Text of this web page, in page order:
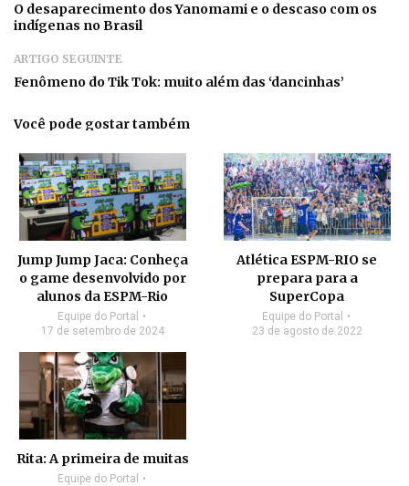
O desaparecimento dos Yanomami e o descaso com os
indígenas no Brasil
ARTIGO SEGUINTE
Fenômeno do Tik Tok: muito além das ‘dancinhas’
Você pode gostar também
Jump Jump Jaca: Conheça
o game desenvolvido por
alunos da ESPM-Rio
Equipe do Portal
17 de setembro de 2024
Atlética ESPM-RIO se
prepara para a
SuperCopa
Equipe do Portal
23 de agosto de 2022
Rita: A primeira de muitas
Equipe do Portal